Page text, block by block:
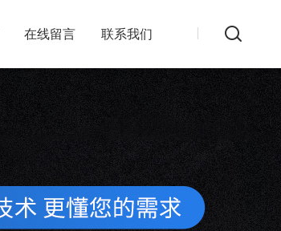
在线留言 联系我们